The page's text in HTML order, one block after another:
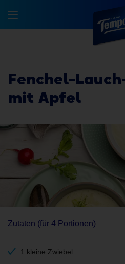
Fenchel-
mit Apfel
Zutaten (für 4 Portionen)
1 kleine Zwiebel